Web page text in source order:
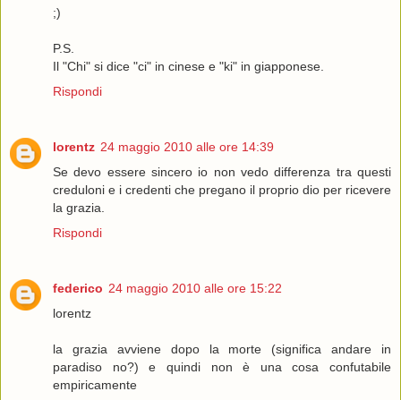
;)
P.S.
Il "Chi" si dice "ci" in cinese e "ki" in giapponese.
Rispondi
lorentz 24 maggio 2010 alle ore 14:39
Se devo essere sincero io non vedo differenza tra questi
creduloni e i credenti che pregano il proprio dio per ricevere
la grazia.
Rispondi
federico 24 maggio 2010 alle ore 15:22
lorentz
la grazia avviene dopo la morte (significa andare in
paradiso no?) e quindi non è una cosa confutabile
empiricamente